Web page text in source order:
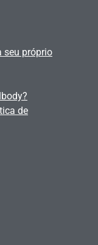
seu próprio
de